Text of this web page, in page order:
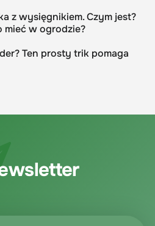
z wysięgnikiem. Czym jest?
mieć w ogrodzie?
Ten prosty trik pomaga